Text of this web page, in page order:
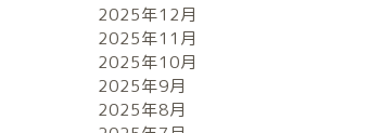
2025年12月
2025年11月
2025年10月
2025年9月
2025年8月